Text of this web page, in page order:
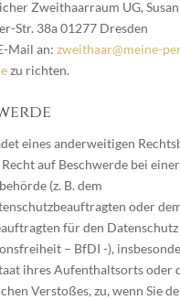
Zweithaarraum UG,
Str. 38a 01277 Dresden
Mail an: zweithaar@meine-
zu richten.
eines anderweitigen
Recht auf Beschwerde bei einer
(z. B. dem
oder
für den
– BfDI -),
ihres Aufenthaltsorts oder
Verstoßes, zu, wenn Sie